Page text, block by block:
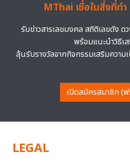
MThai เชื่อในสิ่งที่ทำ
รับข่าวสารเลขมงคล สถิติเลขดัง ด
พร้อมแนะนำวิธีเ
ลุ้นรับรางวัลจากกิจกรรมเสริมควา
เปิดสมัครสมาชิก (ฟ
LEGAL